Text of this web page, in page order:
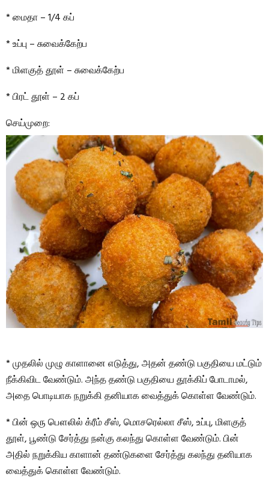
* மைதா – 1/4 கப்
* உப்பு – சுவைக்கேற்ப
* மிளகுத் தூள் – சுவைக்கேற்ப
* பிரட் தூள் – 2 கப்
செய்முறை:
* முதலில் முழு காளானை எடுத்து, அதன் தண்டு பகுதியை மட்டும்
நீக்கிவிட வேண்டும். அந்த தண்டு பகுதியை தூக்கிப் போடாமல்,
அதை பொடியாக நறுக்கி தனியாக வைத்துக் கொள்ள வேண்டும்.
* பின் ஒரு பௌலில் க்ரீம் சீஸ், மொசரெல்லா சீஸ், உப்பு, மிளகுத்
தூள், பூண்டு சேர்த்து நன்கு கலந்து கொள்ள வேண்டும். பின்
அதில் நறுக்கிய காளான் தண்டுகளை சேர்த்து கலந்து தனியாக
வைத்துக் கொள்ள வேண்டும்.